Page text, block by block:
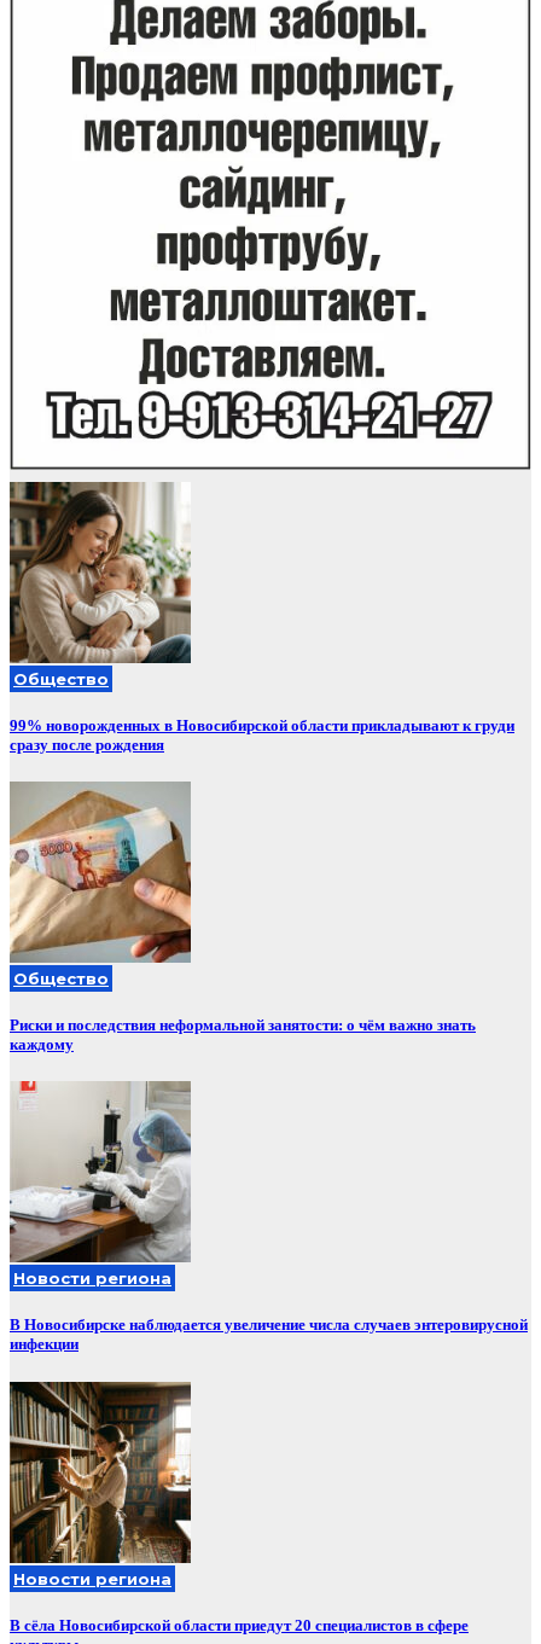
Общество
99% новорожденных в Новосибирской области прикладывают к груди
сразу после рождения
Общество
Риски и последствия неформальной занятости: о чём важно знать
каждому
Новости региона
В Новосибирске наблюдается увеличение числа случаев энтеровирусной
инфекции
Новости региона
В сёла Новосибирской области приедут 20 специалистов в сфере